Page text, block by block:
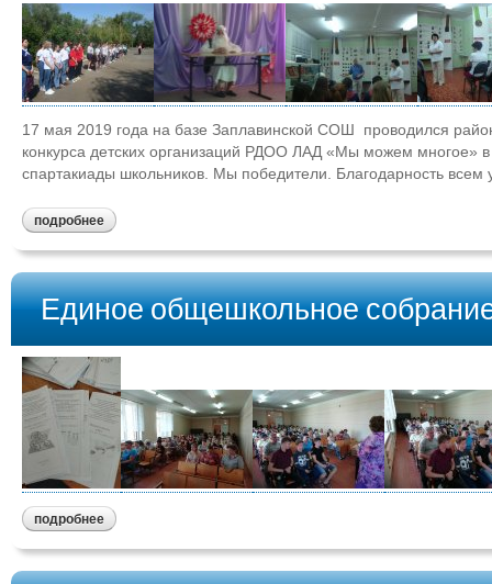
17 мая 2019 года на базе Заплавинской СОШ проводился
конкурса детских организаций РДОО ЛАД «Мы можем многое»
спартакиады школьников. Мы победители. Благодарность
подробнее
Единое общешкольное
подробнее